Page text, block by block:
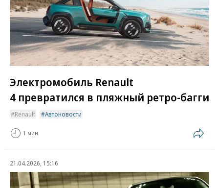
Электромобиль Renault
4 превратился в пляжный ретро-багги
Renault Автоновости
1 мин.
21.04.2026, 15:16